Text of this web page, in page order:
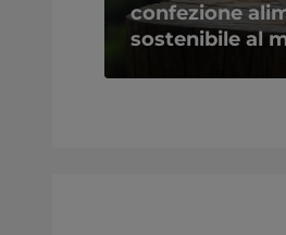
confezione
sostenibile al